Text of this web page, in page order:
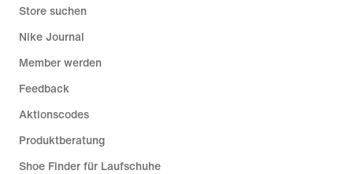
Store suchen
Nike Journal
Member werden
Feedback
Aktionscodes
Produktberatung
Shoe Finder für Laufschuhe